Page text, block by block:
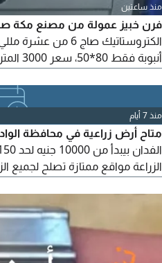
منذ ساعتين
فرن خبيز عمولة من مصنع مكة
منذ 7 أيام
متاح أرض زراعية في محافظة
الزراعة مواقع ممتازة تصلح لجميع
النخيل تابوت في هذه المنطقة
الفدان
الجروب للاستثمار الزراعي نتمنى